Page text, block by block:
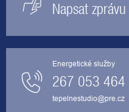
Napsat zprávu
Energetické služby
267 053 464
tepelnestudio@pre.cz